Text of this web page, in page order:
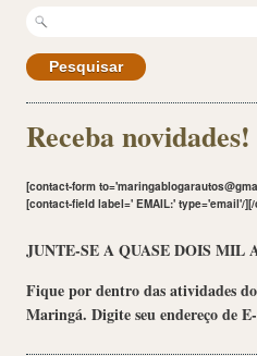
Receba novidades!
[contact-form
[contact-field label=' EMAIL:' type='email'/
JUNTE-SE A QUASE DOIS MIL
Fique por dentro das atividades
Maringá. Digite seu endereço de